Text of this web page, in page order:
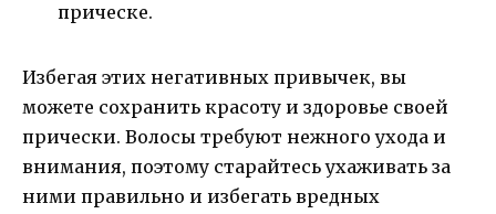
прическе.
Избегая этих негативных привычек, вы
можете сохранить красоту и здоровье своей
прически. Волосы требуют нежного ухода и
внимания, поэтому старайтесь ухаживать за
ними правильно и избегать вредных